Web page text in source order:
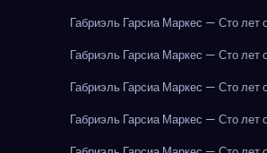
Габриэль Гарсиа Маркес — Сто лет
Габриэль Гарсиа Маркес — Сто лет
Габриэль Гарсиа Маркес — Сто лет
Габриэль Гарсиа Маркес — Сто лет